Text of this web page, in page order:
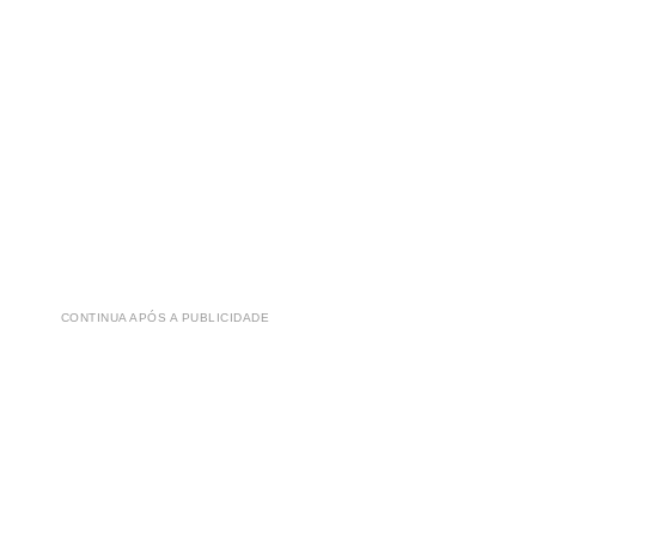
CONTINUA APÓS A PUBLICIDADE